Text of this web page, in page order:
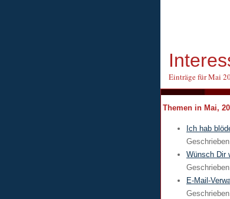
Einträge für Mai
Themen in Mai,
Ich hab
Wünsch Dir
E-Mail-